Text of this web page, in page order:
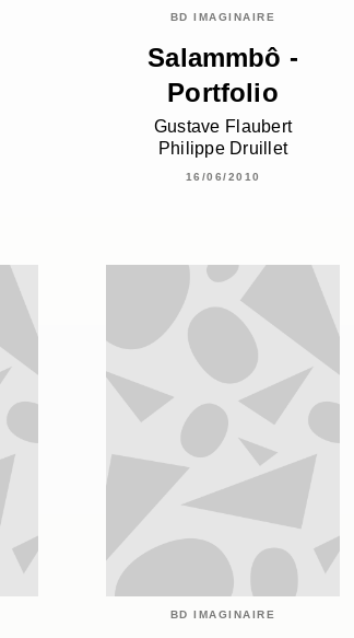
BD IMAGINAIRE
Salammbô -
Portfolio
Gustave Flaubert
Philippe Druillet
16/06/2010
BD IMAGINAIRE